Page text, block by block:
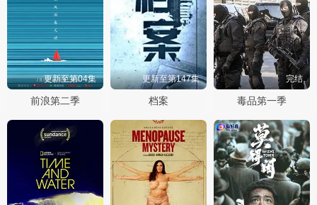
更新至第04集
前浪第二季
更新至第147集
档案
完结
毒品第一季